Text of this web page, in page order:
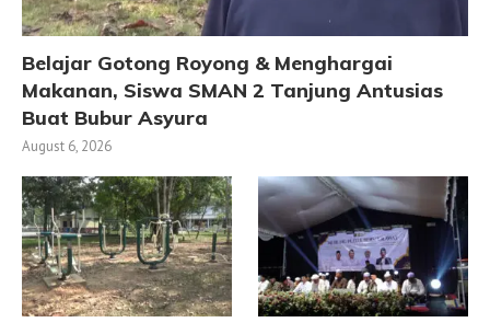
Belajar Gotong Royong & Menghargai
Makanan, Siswa SMAN 2 Tanjung Antusias
Buat Bubur Asyura
August 6, 2026